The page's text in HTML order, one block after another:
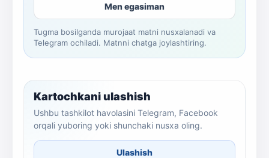
Men egasiman
Tugma bosilganda murojaat matni nusxalanadi va
Telegram ochiladi. Matnni chatga joylashtiring.
Kartochkani ulashish
Ushbu tashkilot havolasini Telegram, Facebook
orqali yuboring yoki shunchaki nusxa oling.
Ulashish